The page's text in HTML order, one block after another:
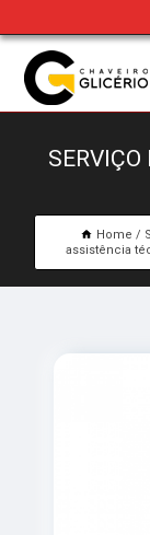
Home
assistência